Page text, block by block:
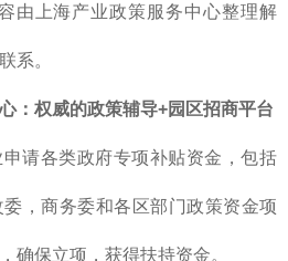
由上海产业政策服务中心整理解
系。
： 权威的政策辅导+园区招商平台
请各类政府专项补贴资金，包括
委，商务委和各区部门政策资金项
确保立项，获得扶持资金。